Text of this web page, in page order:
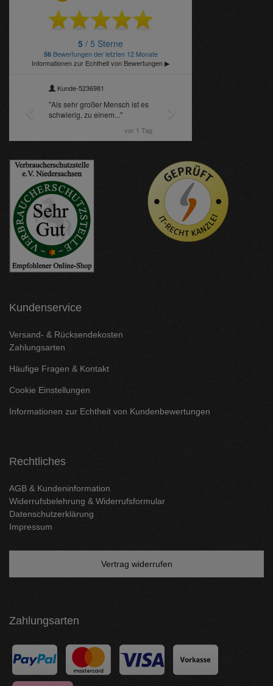
Kundenservice
Versand- & Rücksendekosten
Zahlungsarten
Häufige Fragen & Kontakt
Cookie Einstellungen
Informationen zur Echtheit von Kundenbewertungen
Rechtliches
AGB & Kundeninformation
Widerrufsbelehrung & Widerrufsformular
Datenschutzerklärung
Impressum
Vertrag widerrufen
Zahlungsarten